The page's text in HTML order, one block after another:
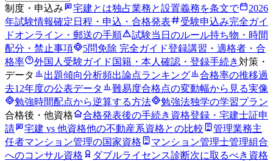
制度・申込み 宅建とは独占業務と設置義務を条文で
2026
年試験情報確定日程・申込・合格発表
受験申込み完全ガイ
ドオンライン・郵送の手順 試験当日のルール持ち物・時間
配分・禁止事項
5問免除 完全ガイド登録講習・適格者・合
格率
外国人受験ガイド 国籍・本人確認・登録手続き対策・
データ
出題傾向分析頻出論点ランキング 合格率の推移過
去12年度の公表データ
難易度合格点の変動幅から見る実像
勉強時間配点から逆算する方法 勉強法独学の学習プラン
合格後・他資格
合格発表後の手続き 資格登録・宅建士証申
請
宅建 vs 他資格他の不動産系資格との比較
管理業務主
任者マンション管理の国家資格 マンション管理士管理組合
へのコンサル資格
ダブルライセンス診断次に取るべき資格